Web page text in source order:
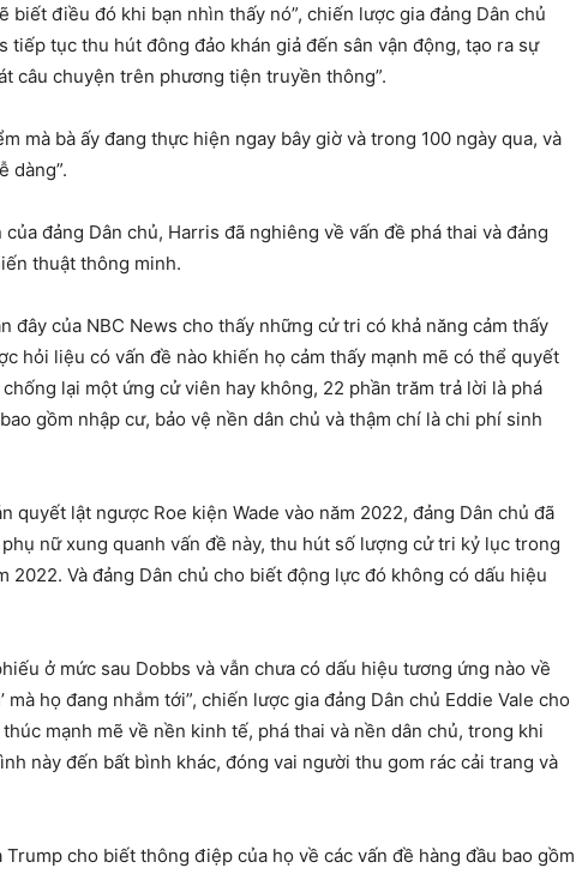
biết điều đó khi bạn nhìn thấy nó”, chiến lược gia đảng Dân chủ
tiếp tục thu hút đông đảo khán giả đến sân vận động, tạo ra sự
câu chuyện trên phương tiện truyền thông”.
mà bà ấy đang thực hiện ngay bây giờ và trong 100 ngày qua, và
dàng”.
đảng Dân chủ, Harris đã nghiêng về vấn đề phá thai và đảng
thuật thông minh.
đây của NBC News cho thấy những cử tri có khả năng cảm thấy
hỏi liệu có vấn đề nào khiến họ cảm thấy mạnh mẽ có thể quyết
lại một ứng cử viên hay không, 22 phần trăm trả lời là phá
gồm nhập cư, bảo vệ nền dân chủ và thậm chí là chi phí sinh
quyết lật ngược Roe kiện Wade vào năm 2022, đảng Dân chủ đã
nữ xung quanh vấn đề này, thu hút số lượng cử tri kỷ lục trong
2022. Và đảng Dân chủ cho biết động lực đó không có dấu hiệu
ở mức sau Dobbs và vẫn chưa có dấu hiệu tương ứng nào về
mà họ đang nhắm tới”, chiến lược gia đảng Dân chủ Eddie Vale cho
mạnh mẽ về nền kinh tế, phá thai và nền dân chủ, trong khi
này đến bất bình khác, đóng vai người thu gom rác cải trang và
cho biết thông điệp của họ về các vấn đề hàng đầu bao gồm